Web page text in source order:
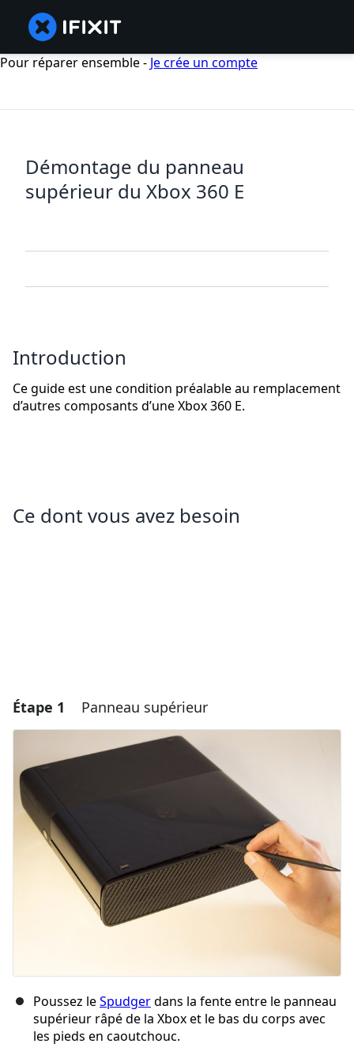
Pour réparer ensemble - Je crée un compte
Démontage du panneau
supérieur du Xbox 360 E
Introduction
Ce guide est une condition préalable au remplacement
d’autres composants d’une Xbox 360 E.
Ce dont vous avez besoin
Étape 1 Panneau supérieur
Poussez leSpudgerdans la fente entre le panneau
supérieur râpé de la Xbox et le bas du corps avec
les pieds en caoutchouc.